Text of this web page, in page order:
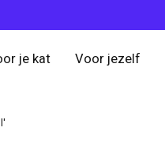
je kat Voor jezelf